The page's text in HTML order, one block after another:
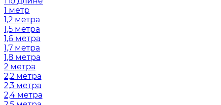
1 метр
1,2 метра
1,5 метра
1,6 метра
1,7 метра
1,8 метра
2 метра
2,2 метра
2,3 метра
2,4 метра